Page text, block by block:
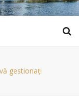
gestionați